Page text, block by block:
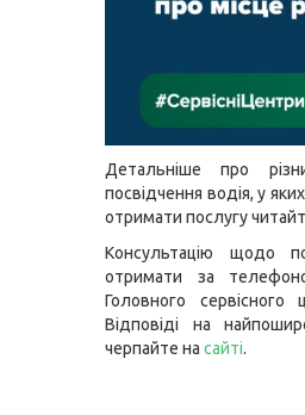
Детальніше про
посвідчення водія, у
отримати послугу
Консультацію щодо
отримати за
Головного
Відповіді на
черпайте на сайті.